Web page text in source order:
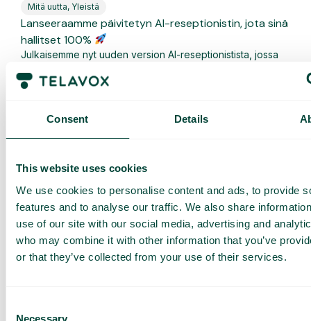
Consent Details
This website uses cookies
We use cookies to personalise content and ads, to provide
features and to analyse our traffic. We also share
use of our site with our social media, advertising and
who may combine it with other information that you’ve
or that they’ve collected from your use of their services.
Necessary
Mitä uutta, Yleistä
Lanseeraamme päivitetyn AI-reseptionistin, jota sinä
hallitset 100%
Julkaisemme nyt uuden version AI-reseptionistista, jossa
reseptionistin suoraan...